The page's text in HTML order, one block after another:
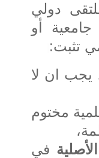
دولي
أو
تثبت:
يجب ان لا
مختوم
الأصلية في